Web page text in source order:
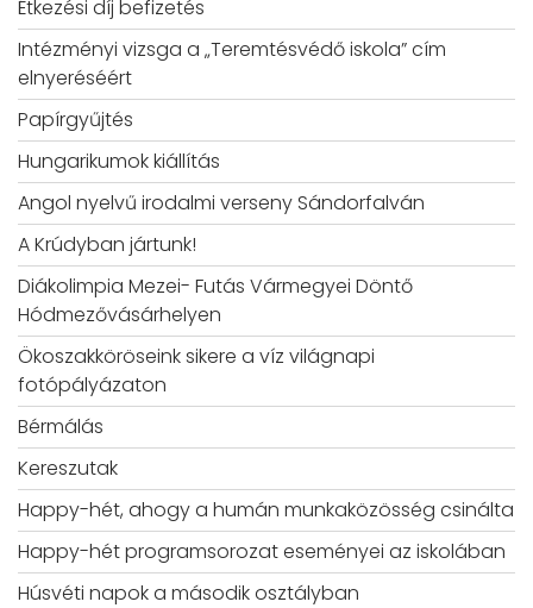
Étkezési díj befizetés
Intézményi vizsga a „Teremtésvédő iskola” cím
elnyeréséért
Papírgyűjtés
Hungarikumok kiállítás
Angol nyelvű irodalmi verseny Sándorfalván
A Krúdyban jártunk!
Diákolimpia Mezei- Futás Vármegyei Döntő
Hódmezővásárhelyen
Ökoszakköröseink sikere a víz világnapi
fotópályázaton
Bérmálás
Kereszutak
Happy-hét, ahogy a humán munkaközösség csinálta
Happy-hét programsorozat eseményei az iskolában
Húsvéti napok a második osztályban